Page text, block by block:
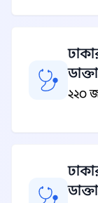
২২০